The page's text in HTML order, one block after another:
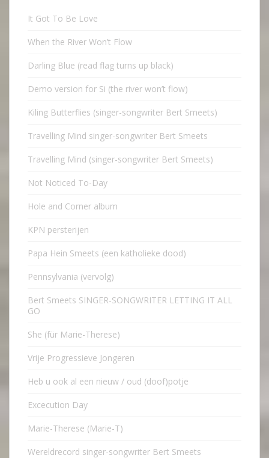
It Got To Be Love
When the River Won’t Flow
Darling Blue (read flag turns up black)
Demo version for Si (the river won’t flow)
Kiling Butterflies (singer-songwriter Bert Smeets)
Travelling Mind singer-songwriter Bert Smeets
Travelling Mind (singer-songwriter Bert Smeets)
Not Noticed To-Day
Hole and Corner album
KPN persterijen
Papa Hein Smeets (een katholieke dood)
Pennsylvania (vervolg)
Bert Smeets SINGER-SONGWRITER LETTING IT ALL
GO
She (für Marie-Therese)
Vrije Progressieve Jongeren
Heb u ook al een nieuw / oud (doof)potje
Excecution Day
Marie-Therese (Marie-T)
Wereldrecord singer-songwriter Bert Smeets